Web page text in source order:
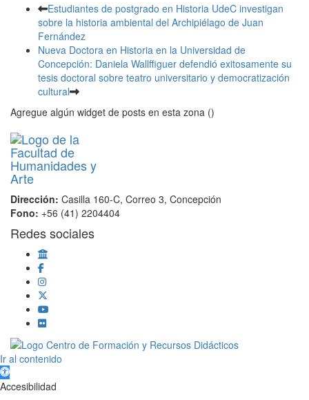
Estudiantes de postgrado en Historia UdeC investigan
sobre la historia ambiental del Archipiélago de Juan
Fernández
Nueva Doctora en Historia en la Universidad de
Concepción: Daniela Wallffiguer defendió exitosamente su
tesis doctoral sobre teatro universitario y democratización
cultural
Agregue algún widget de posts en esta zona ()
Dirección: Casilla 160-C, Correo 3, Concepción
Fono: +56 (41) 2204404
Redes sociales
Scroll
Up
Ir al contenido
Abrir barra de herramientas
Accesibilidad